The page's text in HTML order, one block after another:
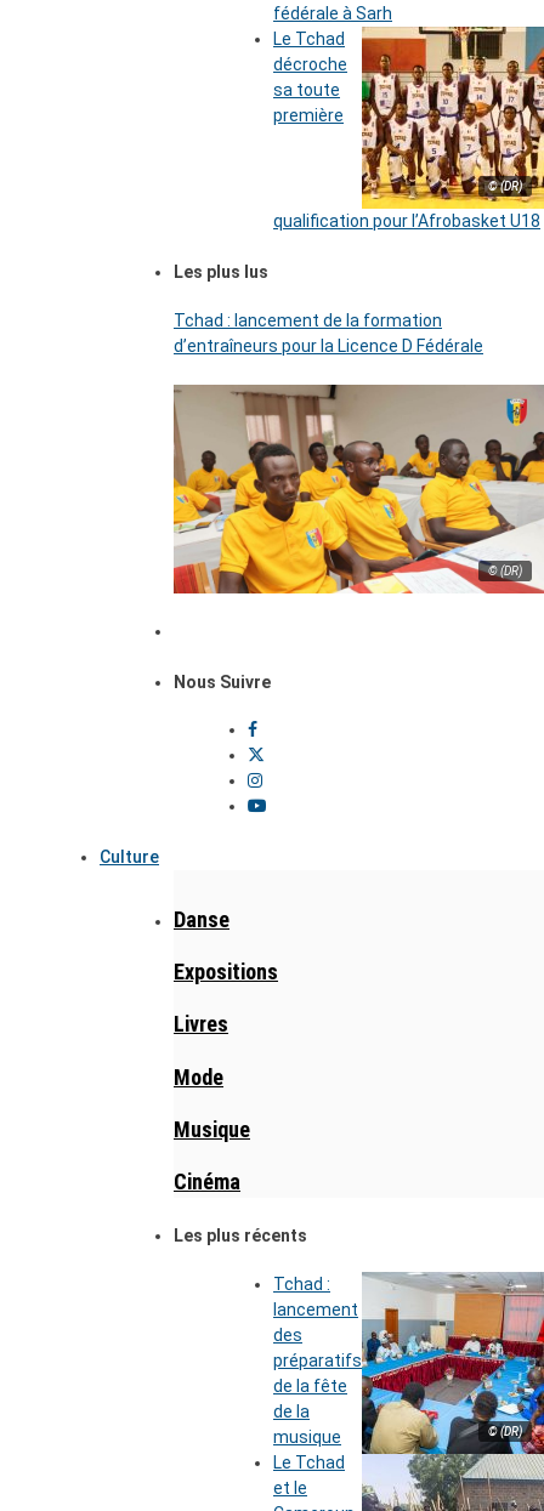
fédérale à Sarh
© (DR)
Le Tchad
décroche
sa toute
première
qualification pour l’Afrobasket U18
Les plus lus
Tchad : lancement de la formation
d’entraîneurs pour la Licence D Fédérale
© (DR)
Nous Suivre
Culture
Danse
Expositions
Livres
Mode
Musique
Cinéma
Les plus récents
© (DR)
Tchad :
lancement
des
préparatifs
de la fête
de la
musique
Le Tchad
et le